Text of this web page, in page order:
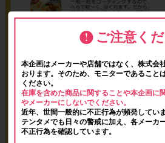
ご注意く
本企画はメーカーや店舗ではなく、株式会
おります。そのため、モニターであること
ください。
在庫を含めた商品に関することや本企画に
やメーカーにしないでください。
近年、世間一般的に不正行為が頻発していま
テンタメでも日々の警戒に加え、各メーカ
不正行為を確認しています。